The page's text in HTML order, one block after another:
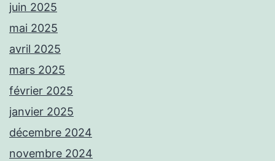
juin 2025
mai 2025
avril 2025
mars 2025
février 2025
janvier 2025
décembre 2024
novembre 2024